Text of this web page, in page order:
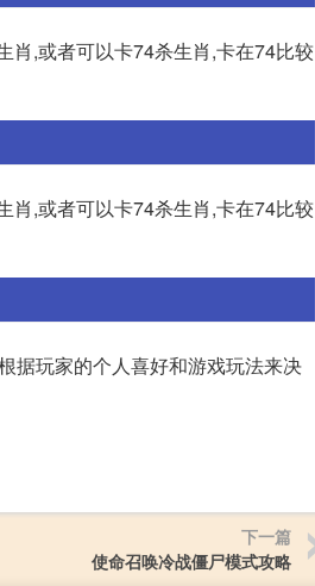
肖,或者可以卡74杀生肖,卡在74比较
肖,或者可以卡74杀生肖,卡在74比较
据玩家的个人喜好和游戏玩法来决
下一篇
使命召唤冷战僵尸模式攻略